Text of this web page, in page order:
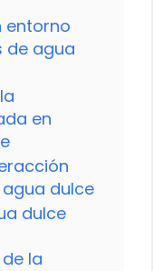
entorno
de agua
en
dulce
dulce
la